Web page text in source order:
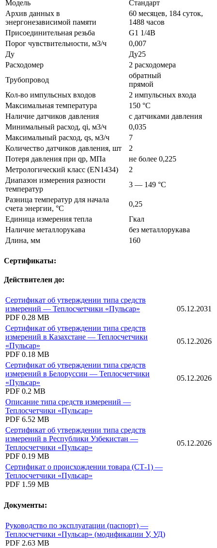
Модель
Стандарт
Архив данных в
энергонезависимой памяти
60 месяцев, 184 суток,
1488 часов
Присоединительная резьба
G1 1/4B
Порог чувствительности, м3/ч
0,007
Ду
Ду25
Расходомер
2 расходомера
Трубопровод
обратный
прямой
Кол-во импульсных входов
2 импульсных входа
Максимальная температура
150 °C
Наличие датчиков давления
с датчиками давления
Минимальный расход, qi, м3/ч
0,035
Максимальный расход, qs, м3/ч
7
Количество датчиков давления, шт
2
Потеря давления при qp, МПа
не более 0,225
Метрологический класс (EN1434)
2
Диапазон измерения разности
температур
3 — 149 °C
Разница температур для начала
счета энергии, °C
0,25
Единица измерения тепла
Гкал
Наличие металлорукава
без металлорукава
Длина, мм
160
Сертификаты:
Действителен до:
Сертификат об утверждении типа средств
измерений — Теплосчетчики «Пульсар»
PDF 0.28 MB
05.12.2031
Сертификат об утверждении типа средств
измерений в Казахстане — Теплосчетчики
«Пульсар»
PDF 0.18 MB
05.12.2026
Сертификат об утверждении типа средств
измерений в Белоруссии — Теплосчетчики
«Пульсар»
PDF 0.2 MB
05.12.2026
Описание типа средств измерений —
Теплосчетчики «Пульсар»
PDF 6.52 MB
Сертификат об утверждении типа средств
измерений в Республики Узбекистан —
Теплосчетчики «Пульсар»
PDF 0.19 MB
05.12.2026
Сертификат о происхождении товара (СТ-1) —
Теплосчетчики «Пульсар»
PDF 1.59 MB
Документы:
Руководство по эксплуатации (паспорт) —
Теплосчетчики «Пульсар» (модификации У, УД)
PDF 2.63 MB